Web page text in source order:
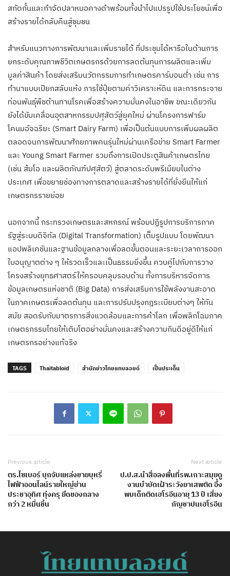
สกัดกั้นและกำจัดปลาหมอคางดำพร้อมทั้งนำไปแปรรูปใช้ประโยชน์เพื่อ
สร้างรายได้กลับคืนสู่ชุมชน
สำหรับแนวทางการพัฒนาและเพิ่มรายได้ ที่ประชุมได้หารือในด้านการ
ยกระดับคุณภาพชีวิตเกษตรกรด้วยการลดต้นทุนการผลิตและเพิ่ม
มูลค่าสินค้า โดยส่งเสริมนวัตกรรมการทำเกษตรคาร์บอนต่ำ เช่น การ
ทำนาแบบเปียกสลับแห้ง การใช้ปุ๋ยตามค่าวิเคราะห์ดิน และการกระจาย
ท่อนพันธุ์พืชต้านทานโรคเพื่อสร้างความมั่นคงในอาชีพ ขณะเดียวกัน
ยังได้ขับเคลื่อนอุตสาหกรรมปศุสัตว์สู่ยุคใหม่ ผ่านโครงการฟาร์ม
โคนมอัจฉริยะ (Smart Dairy Farm) เพื่อเป็นต้นแบบการเพิ่มผลผลิต
ตลอดจนการพัฒนาศักยภาพคนรุ่นใหม่ผ่านเครือข่าย Smart Farmer
และ Young Smart Farmer รวมถึงการเปิดประตูสินค้าเกษตรไทย
(เช่น ส้มโอ และผลิตภัณฑ์ปศุสัตว์) สู่ตลาดระดับพรีเมียมในต่าง
ประเทศ เพื่อขยายช่องทางการตลาดและสร้างรายได้ที่ยั่งยืนให้แก่
เกษตรกรรายย่อย
นอกจากนี้ กระทรวงเกษตรและสหกรณ์ พร้อมปฏิรูปการบริการภาค
รัฐสู่ระบบดิจิทัล (Digital Transformation) เต็มรูปแบบ โดยพัฒนา
แอปพลิเคชันและฐานข้อมูลกลางเพื่อลดขั้นตอนและระยะเวลาการออก
ใบอนุญาตต่าง ๆ ให้รวดเร็วและเป็นธรรมยิ่งขึ้น ควบคู่ไปกับการวาง
โครงสร้างยุทธศาสตร์ให้ครอบคลุมรอบด้าน ทั้งการบริหารจัดการ
ข้อมูลเกษตรแห่งชาติ (Big Data) การส่งเสริมการใช้พลังงานสะอาด
ในภาคเกษตรเพื่อลดต้นทุน และการปรับปรุงกฎระเบียบต่างๆ ให้ทัน
สมัย สอดรับกับมาตรการสิ่งแวดล้อมและการค้าโลก เพื่อพลิกโฉมภาค
เกษตรกรรมไทยให้เติบโตอย่างมั่นคงและสร้างความกินดีอยู่ดีให้แก่
เกษตรกรอย่างแท้จริง
TAGS Thaitabloid สำนักข่าวไทยแทบลอยด์ เป็นประเด็น
Previous article
ตร.ไซเบอร์ บุกจับแหล่งขายบุหรี่
ไฟฟ้าออนไลน์รายใหญ่ย่าน
ประชาอุทิศ ทุ่งครุ ยึดของกลาง
กว่า 2 หมื่นชิ้น
Next article
ป.ป.ส.นำสื่อลงพื้นที่รพ.เกาะสมุยดู
งานบำบัดเฝ้าระวังยาเสพติด อึ้ง
พบเด็กติดเฮโรอีนอายุ 13 ปี เสี่ยง
กัญชาปนเฮโรอีน